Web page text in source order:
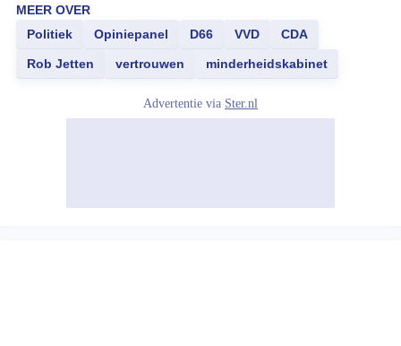
MEER OVER
Politiek
Opiniepanel D66 VVD CDA
Rob Jetten vertrouwen minderheidskabinet
Advertentie via Ster.nl